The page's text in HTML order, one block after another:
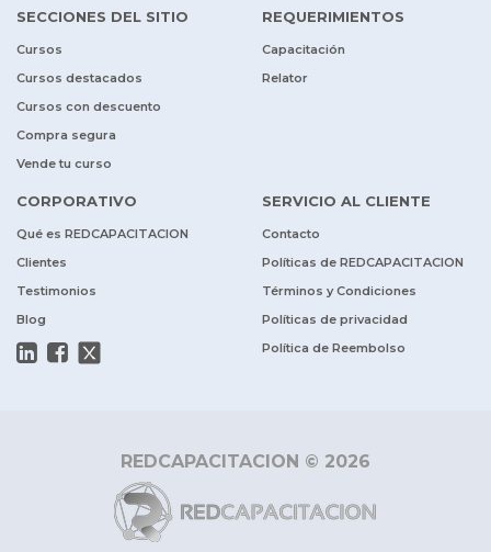
SECCIONES DEL SITIO
Cursos
Cursos destacados
Cursos con descuento
Compra segura
Vende tu curso
REQUERIMIENTOS
Capacitación
Relator
CORPORATIVO
Qué es REDCAPACITACION
Clientes
Testimonios
Blog
SERVICIO AL CLIENTE
Contacto
Políticas de REDCAPACITACION
Términos y Condiciones
Políticas de privacidad
Política de Reembolso
REDCAPACITACION © 2026